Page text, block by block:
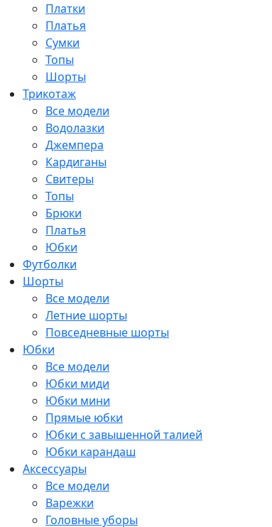
Платки
Платья
Сумки
Топы
Шорты
Трикотаж
Все модели
Водолазки
Джемпера
Кардиганы
Свитеры
Топы
Брюки
Платья
Юбки
Футболки
Шорты
Все модели
Летние шорты
Повседневные шорты
Юбки
Все модели
Юбки миди
Юбки мини
Прямые юбки
Юбки с завышенной талией
Юбки карандаш
Аксессуары
Все модели
Варежки
Головные уборы